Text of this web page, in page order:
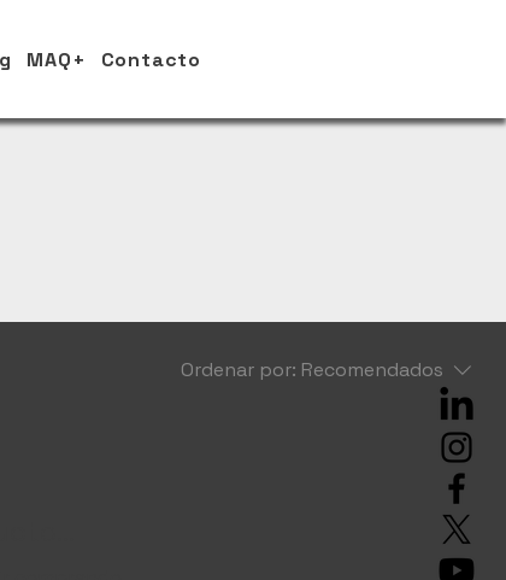
MAQ+ Contacto
Ordenar por: Recomendados